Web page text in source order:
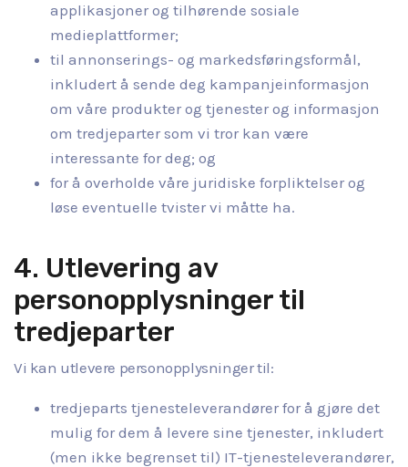
applikasjoner og tilhørende sosiale
medieplattformer;
til annonserings- og markedsføringsformål,
inkludert å sende deg kampanjeinformasjon
om våre produkter og tjenester og informasjon
om tredjeparter som vi tror kan være
interessante for deg; og
for å overholde våre juridiske forpliktelser og
løse eventuelle tvister vi måtte ha.
4. Utlevering av
personopplysninger til
tredjeparter
Vi kan utlevere personopplysninger til:
tredjeparts tjenesteleverandører for å gjøre det
mulig for dem å levere sine tjenester, inkludert
(men ikke begrenset til) IT-tjenesteleverandører,